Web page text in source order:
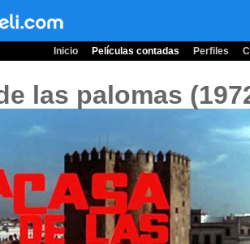
Inicio Películas contadas Perfiles
las palomas